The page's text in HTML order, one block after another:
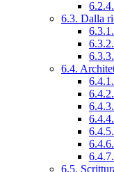
6.3. Dalla
6.4.
6.5.